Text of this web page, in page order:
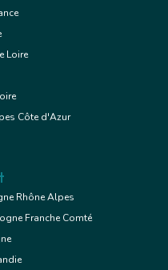
Loire
Côte d'Azur
Rhône Alpes
Franche Comté